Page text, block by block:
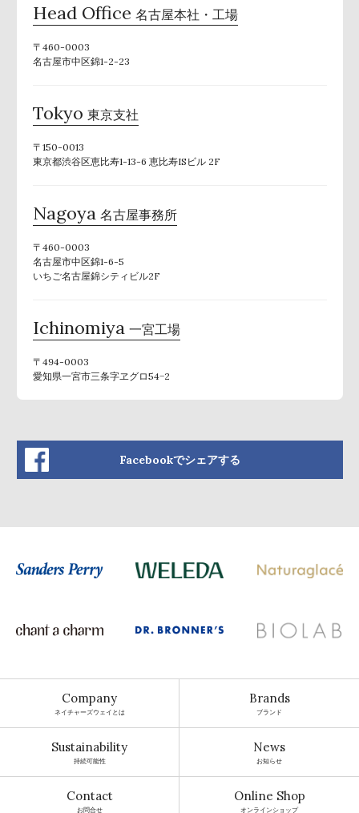
Head Office 名古屋本社・工場
〒460-0003
名古屋市中区錦1-2-23
Tokyo 東京支社
〒150-0013
東京都渋谷区恵比寿1-13-6 恵比寿ISビル 2F
Nagoya 名古屋事務所
〒460-0003
名古屋市中区錦1-6-5
いちご名古屋錦シティビル2F
Ichinomiya 一宮工場
〒494-0003
愛知県一宮市三条字ヱグロ54−2
Facebookでシェアする
Company
ネイチャーズウェイとは
Brands
ブランド
Sustainability
持続可能性
News
お知らせ
Contact
お問合せ
Online Shop
オンラインショップ